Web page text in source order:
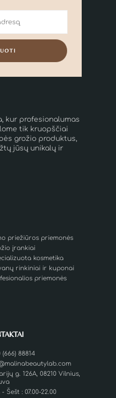
kur profesionalumas
tik kruopščiai
grožio produktus,
jūsų unikalų ir
priežiūros priemonės
įrankiai
kosmetika
rinkiniai ir kuponai
priemonės
(666) 88814
g. 126A, 08210 Vilnius,
- Šešt : 07.00-22.00